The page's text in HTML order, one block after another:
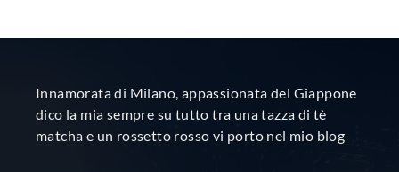
Innamorata di Milano, appassionata del Giappone
dico la mia sempre su tutto tra una tazza di tè
matcha e un rossetto rosso vi porto nel mio blog